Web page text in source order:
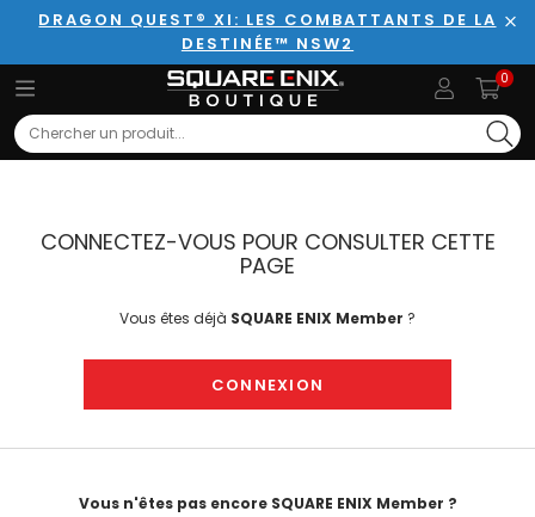
DRAGON QUEST® XI: LES COMBATTANTS DE LA
DESTINÉE™ NSW2
0
Search
CONNECTEZ-VOUS POUR CONSULTER CETTE
PAGE
Vous êtes déjà SQUARE ENIX Member ?
CONNEXION
Vous n'êtes pas encore SQUARE ENIX Member ?